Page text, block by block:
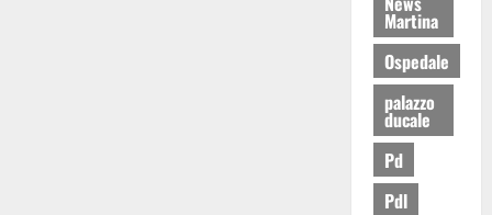
Martina
Ospedale
palazzo
ducale
Pd
Pdl